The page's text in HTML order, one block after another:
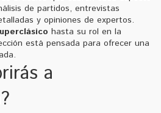
de partidos, entrevistas
y opiniones de expertos.
hasta su rol en la
está pensada para ofrecer una
a